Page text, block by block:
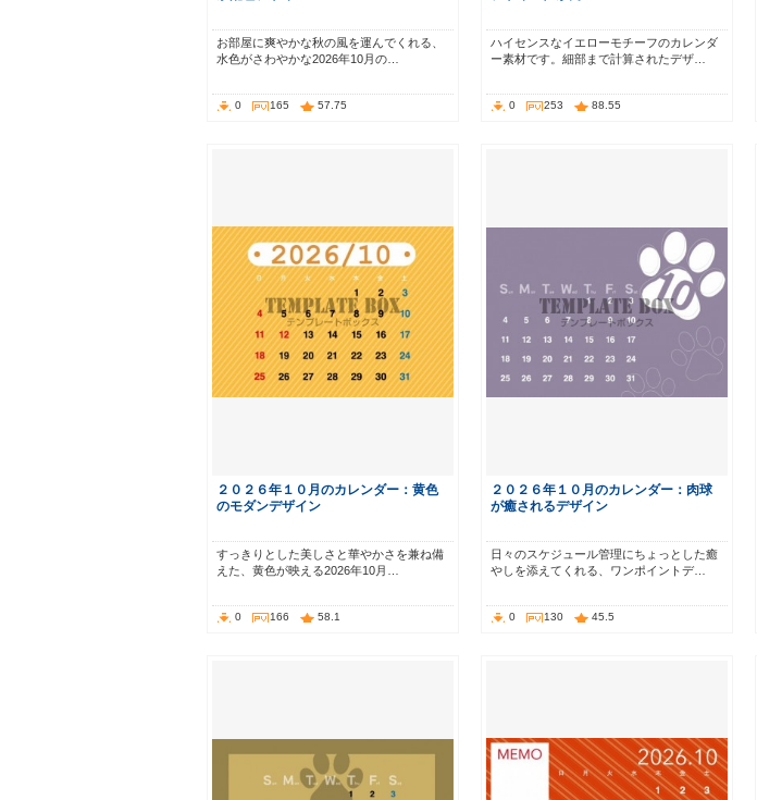
お部屋に爽やかな秋の風を運んでくれる、
水色がさわやかな2026年10月の…
0 165 57.75
ハイセンスなイエローモチーフのカレンダ
ー素材です。細部まで計算されたデザ…
0 253 88.55
２０２６年１０月のカレンダー：黄色
のモダンデザイン
すっきりとした美しさと華やかさを兼ね備
えた、黄色が映える2026年10月…
0 166 58.1
２０２６年１０月のカレンダー：肉球
が癒されるデザイン
日々のスケジュール管理にちょっとした癒
やしを添えてくれる、ワンポイントデ…
0 130 45.5